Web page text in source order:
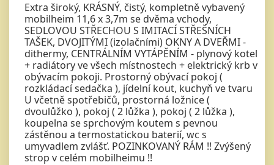
Extra široký, KRÁSNÝ, čistý, kompletně vybavený
mobilheim 11,6 x 3,7m se dvěma vchody,
SEDLOVOU STŘECHOU S IMITACÍ STŘEŠNÍCH
TAŠEK, DVOJITÝMI (izolačními) OKNY A DVEŘMI -
dithermy, CENTRÁLNÍM VYTÁPĚNÍM - plynový kotel
+ radiátory ve všech místnostech + elektrický krb v
obývacím pokoji. Prostorný obývací pokoj (
rozkládací sedačka ), jídelní kout, kuchyň ve tvaru
U včetně spotřebičů, prostorná ložnice (
dvoulůžko ), pokoj ( 2 lůžka ), pokoj ( 2 lůžka ),
koupelna se sprchovým koutem s pevnou
zástěnou a termostatickou baterií, wc s
umyvadlem zvlášť. POZINKOVANÝ RÁM !! Zvýšený
strop v celém mobilheimu !!